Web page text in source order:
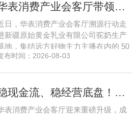
创始人王启斌，拆解其从创立第一天
据规模才是决定行业拐点的核心
日，华表消费产业会客厅溯源行动走
新疆原始黄金乳业有限公司驼奶生产
地，集结远方好物主力主播在内的 50
头部私域主播组团深入工厂一线实地
同步联动，以沉浸式实景打卡、全流
布时间：2026-08-03
表消费产业会客厅迎来重磅升级，成